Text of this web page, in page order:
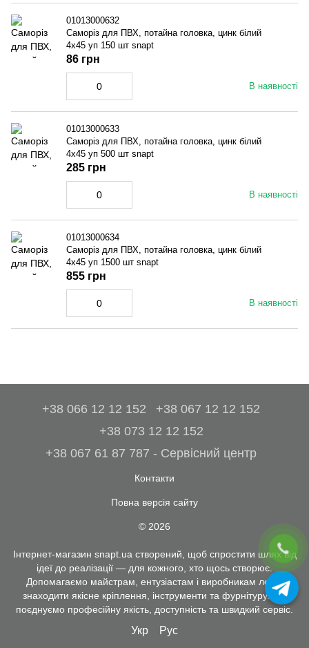
01013000632
Саморіз для ПВХ, потайна головка, цинк білий
4x45 уп 150 шт snapt
В наявності
86 грн
01013000633
Саморіз для ПВХ, потайна головка, цинк білий
4x45 уп 500 шт snapt
В наявності
285 грн
01013000634
Саморіз для ПВХ, потайна головка, цинк білий
4x45 уп 1500 шт snapt
В наявності
855 грн
+38 066 12 12 152
+38 067 12 12 152
+38 073 12 12 152
+38 067 61 87 787 - Сервісний центр
Контакти
Повна версія сайту
© 2026
Інтернет-магазин snapt.ua створений, щоб спростити шлях від
ідеї до реалізації — для кожного, хто щось створює.
Допомагаємо майстрам, ентузіастам і виробникам легко
знаходити якісне кріплення, інструменти та фурнітуру. Ми
поєднуємо професійну якість, доступність та швидкий сервіс.
Укр Рус